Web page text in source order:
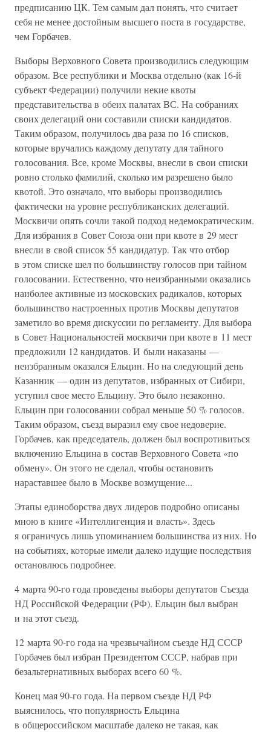
предписанию ЦК. Тем самым дал понять, что считает
себя не менее достойным высшего поста в государстве,
чем Горбачев.
Выборы Верховного Совета производились следующим
образом. Все республики и Москва отдельно (как 16-й
субъект Федерации) получили некие квоты
представительства в обеих палатах ВС. На собраниях
своих делегаций они составили списки кандидатов.
Таким образом, получилось два раза по 16 списков,
которые вручались каждому депутату для тайного
голосования. Все, кроме Москвы, внесли в свои списки
ровно столько фамилий, сколько им разрешено было
квотой. Это означало, что выборы производились
фактически на уровне республиканских делегаций.
Москвичи опять сочли такой подход недемократическим.
Для избрания в Совет Союза они при квоте в 29 мест
внесли в свой список 55 кандидатур. Так что отбор
в этом списке шел по большинству голосов при тайном
голосовании. Естественно, что неизбранными оказались
наиболее активные из московских радикалов, которых
большинство настроенных против Москвы депутатов
заметило во время дискуссии по регламенту. Для выбора
в Совет Национальностей москвичи при квоте в 11 мест
предложили 12 кандидатов. И были наказаны —
неизбранным оказался Ельцин. Но на следующий день
Казанник — один из депутатов, избранных от Сибири,
уступил свое место Ельцину. Это было незаконно.
Ельцин при голосовании собрал меньше 50 % голосов.
Таким образом, съезд выразил ему свое недоверие.
Горбачев, как председатель, должен был воспротивиться
включению Ельцина в состав Верховного Совета «по
обмену». Он этого не сделал, чтобы остановить
нараставшее было в Москве возмущение...
Этапы единоборства двух лидеров подробно описаны
мною в книге «Интеллигенция и власть». Здесь
я ограничусь лишь упоминанием большинства из них. Но
на событиях, которые имели далеко идущие последствия
остановлюсь подробнее.
4 марта 90-го года проведены выборы депутатов Съезда
НД Российской Федерации (РФ). Ельцин был выбран
и на этот съезд.
12 марта 90-го года на чрезвычайном съезде НД СССР
Горбачев был избран Президентом СССР, набрав при
безальтернативных выборах всего 60 %.
Конец мая 90-го года. На первом съезде НД РФ
выяснилось, что популярность Ельцина
в общероссийском масштабе далеко не такая, как